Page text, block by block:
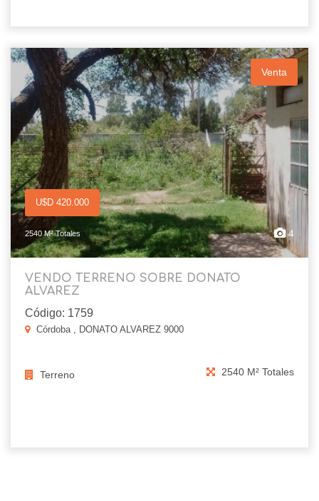
Venta
U$D 420.000
2540 M² Totales 4
VENDO TERRENO SOBRE DONATO
ALVAREZ
Código: 1759
Córdoba , DONATO ALVAREZ 9000
Terreno 2540 M² Totales